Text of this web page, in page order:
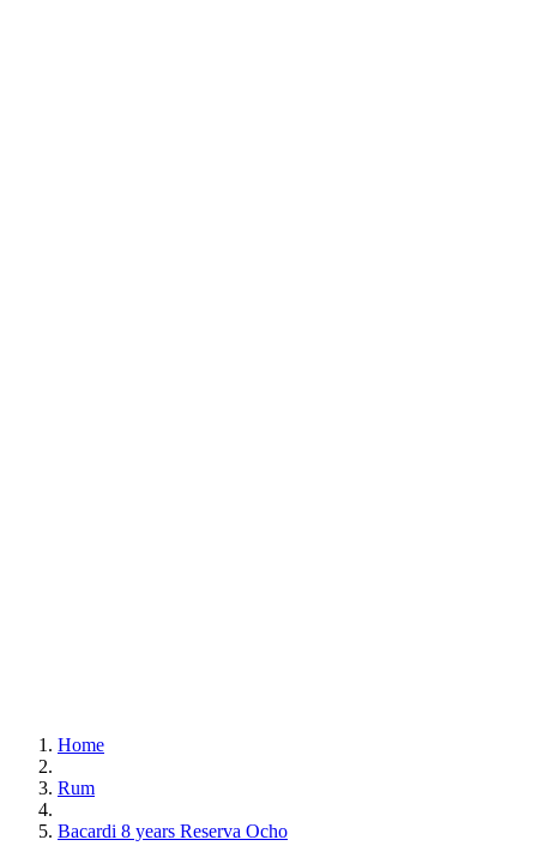
Home
Rum
Bacardi 8 years Reserva Ocho